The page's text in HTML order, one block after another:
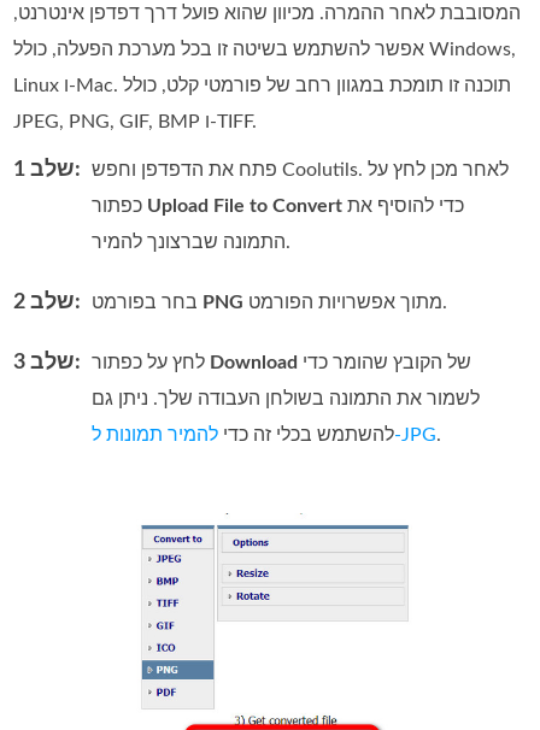
המסובבת לאחר ההמרה. מכיוון שהוא פועל דרך דפדפן אינטרנט,
אפשר להשתמש בשיטה זו בכל מערכת הפעלה, כולל Windows,‏
Linux ו‑Mac. תוכנה זו תומכת במגוון רחב של פורמטי קלט, כולל
JPEG,‏ PNG,‏ GIF,‏ BMP ו‑TIFF.
שלב 1:
פתח את הדפדפן וחפש Coolutils. לאחר מכן לחץ על
Upload File to Convert כדי להוסיף את
התמונה שברצונך להמיר.
שלב 2: PNG מתוך אפשרויות הפורמט.
שלב 3: Download
לשמור את התמונה בשולחן העבודה שלך. ניתן גם
להשתמש בכלי זה כדילהמיר תמונות ל‑JPG.